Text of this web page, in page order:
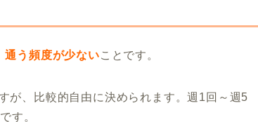
通う頻度が少ないことです。
が、比較的自由に決められます。週1回～週5
す。